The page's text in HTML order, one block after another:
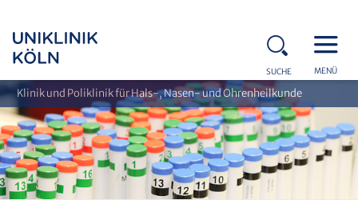
SUCHE MENÜ
Klinik und Poliklinik für Hals-, Nasen- und Ohrenheilkunde